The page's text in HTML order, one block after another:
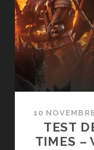
10
TEST
TIMES –